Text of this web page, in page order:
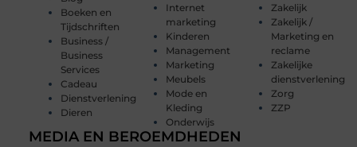
Boeken en
Tijdschriften
Business /
Business
Services
Cadeau
Dienstverlening
Dieren
Internet
marketing
Kinderen
Management
Marketing
Meubels
Mode en
Kleding
Onderwijs
Zakelijk
Zakelijk /
Marketing en
reclame
Zakelijke
dienstverlening
Zorg
ZZP
MEDIA EN BEROEMDHEDEN